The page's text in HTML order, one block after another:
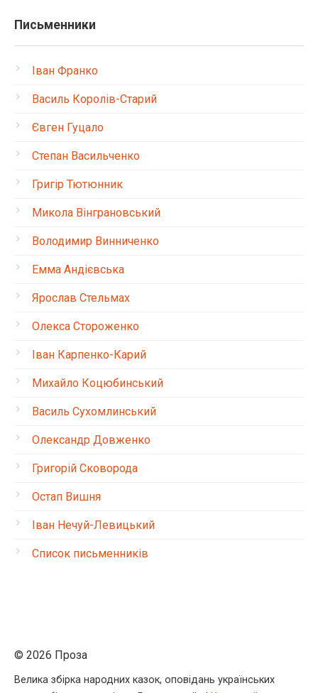
Письменники
Іван Франко
Василь Королів-Старий
Євген Гуцало
Степан Васильченко
Григір Тютюнник
Микола Вінграновський
Володимир Винниченко
Емма Андієвська
Ярослав Стельмах
Олекса Стороженко
Іван Карпенко-Карий
Михайло Коцюбинський
Василь Сухомлинський
Олександр Довженко
Григорій Сковорода
Остап Вишня
Іван Нечуй-Левицький
Список письменників
© 2026 Проза
Велика збірка народних казок, оповідань українських